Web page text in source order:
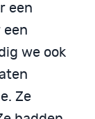
een
we ook
Ze